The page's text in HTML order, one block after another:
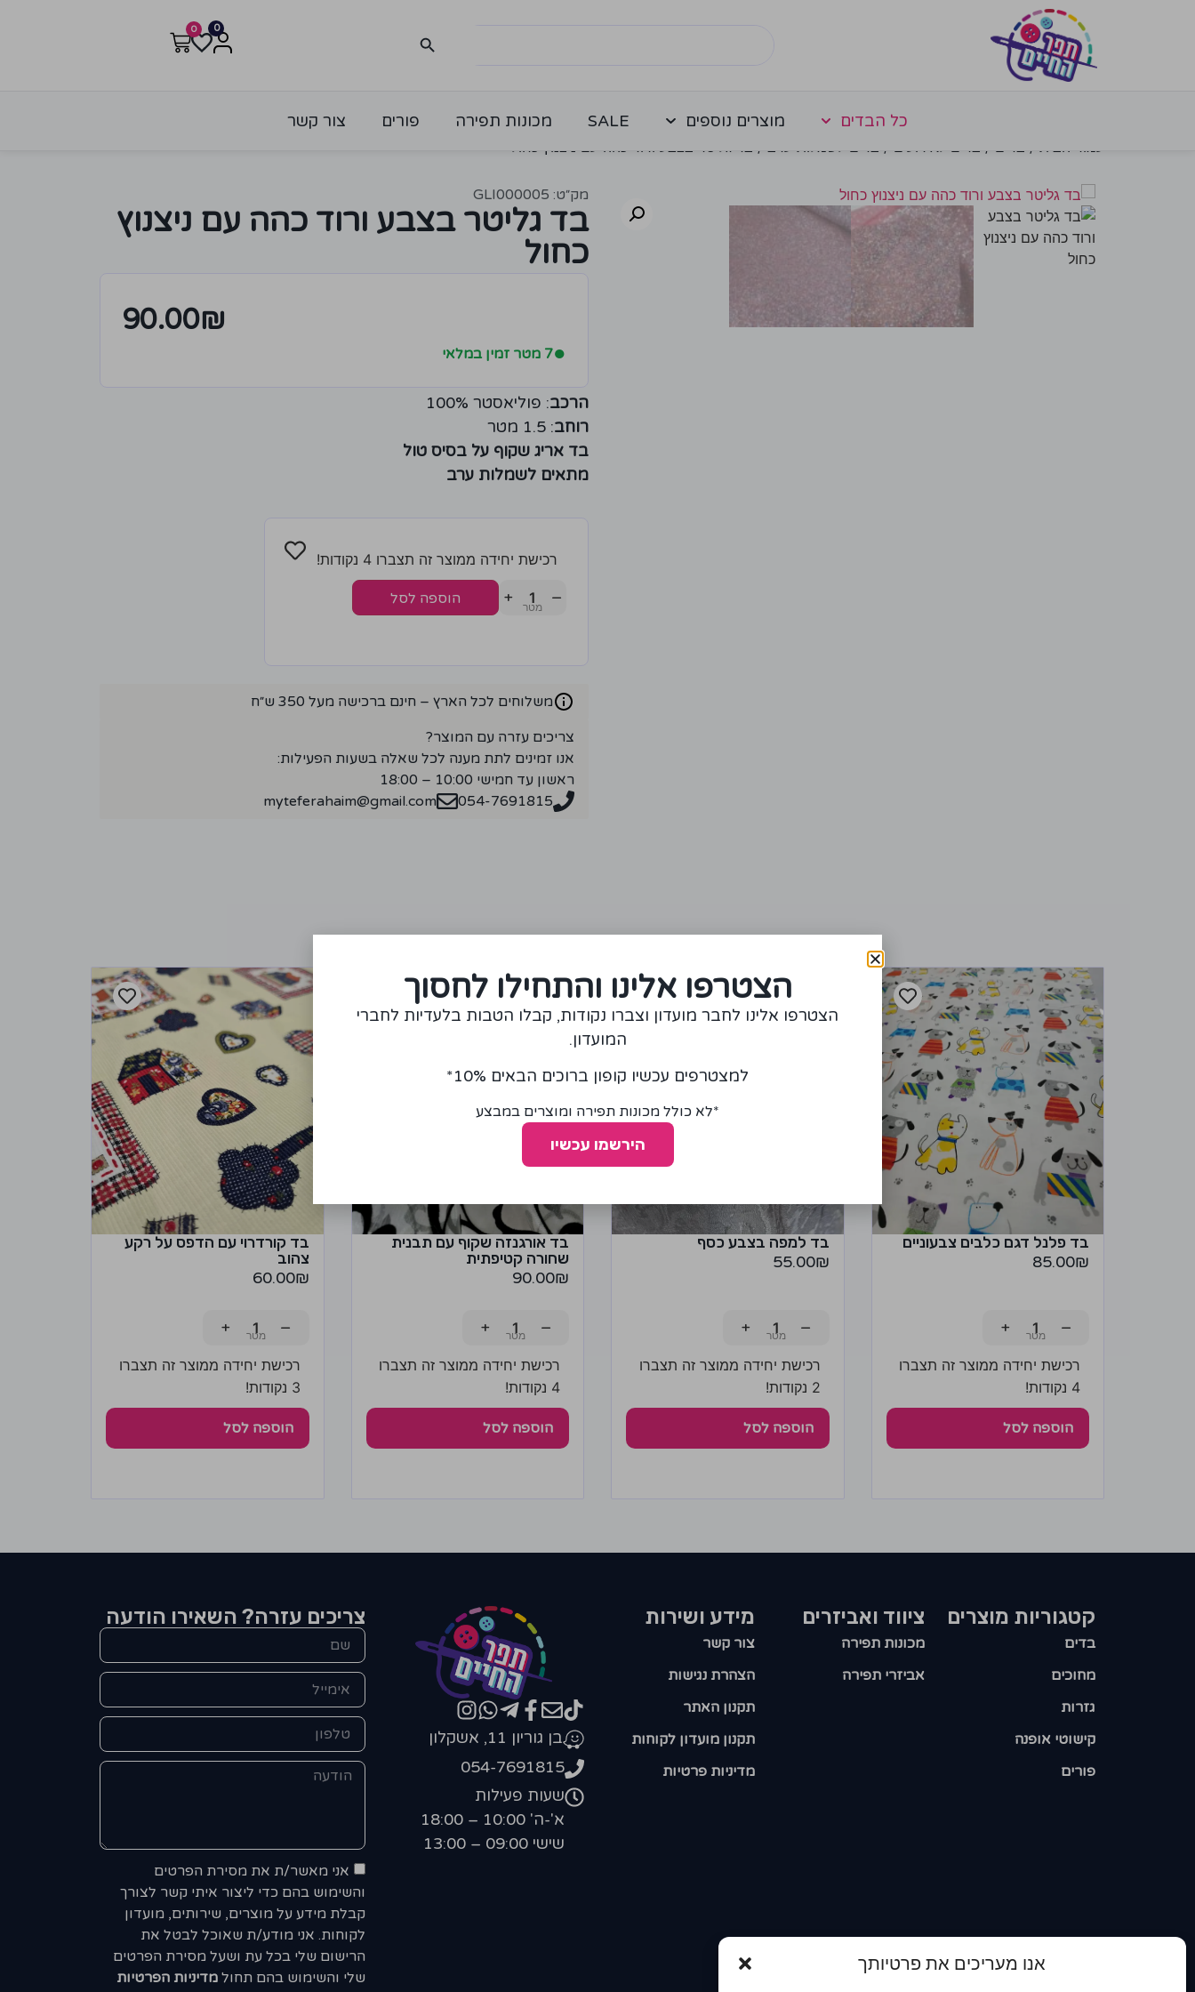
אנו מעריכים את פרטיותך
0
0
כל הבדים מוצרים נוספים SALE מכונות תפירה פורים צור קשר
מק״ט: GLI000005
בד גליטר בצבע ורוד כהה עם ניצנוץ
כחול
90.00₪
●7 מטר זמין במלאי
הרכב: פוליאסטר 100%
רוחב: 1.5 מטר
בד אריג שקוף על בסיס טול
מתאים לשמלות ערב
רכישת יחידה ממוצר זה תצברו 4 נקודות!
−
+ הוספה לסל
משלוחים לכל הארץ – חינם ברכישה מעל 350 ש״ח
צריכים עזרה עם המוצר?
אנו זמינים לתת מענה לכל שאלה בשעות הפעילות:
ראשון עד חמישי 10:00 – 18:00
054-7691815
myteferahaim@gmail.com
בד פלנל דגם כלבים צבעוניים
85.00₪
−
+
רכישת יחידה ממוצר זה תצברו
4 נקודות!
הוספה לסל
בד למפה בצבע כסף
55.00₪
−
+
רכישת יחידה ממוצר זה תצברו
2 נקודות!
הוספה לסל
בד אורגנזה שקוף עם תבנית
שחורה קטיפתית
90.00₪
−
+
רכישת יחידה ממוצר זה תצברו
4 נקודות!
הוספה לסל
בד קורדרוי עם הדפס על רקע
צהוב
60.00₪
−
+
רכישת יחידה ממוצר זה תצברו
3 נקודות!
הוספה לסל
קטגוריות מוצרים​
בדים
מחוכים
גזרות
קישוטי אופנה
פורים
ציווד ואביזרים
מכונות תפירה
אביזרי תפירה
מידע ושירות
צור קשר
הצהרת נגישות
תקנון האתר
תקנון מועדון לקוחות
מדיניות פרטיות
בן גוריון 11, אשקלון
054-7691815
שעות פעילות
א'-ה' 10:00 – 18:00
שישי 09:00 – 13:00
צריכים עזרה? השאירו הודעה
אני מאשר/ת את מסירת הפרטים
והשימוש בהם כדי ליצור איתי קשר לצורך
קבלת מידע על מוצרים, שירותים, מועדון
לקוחות. אני מודע/ת שאוכל לבטל את
הרישום שלי בכל עת ושעל מסירת הפרטים
שלי והשימוש בהם תחול מדיניות הפרטיות
הצטרפו אלינו והתחילו לחסוך
הצטרפו אלינו לחבר מועדון וצברו נקודות, קבלו הטבות בלעדיות לחברי
המועדון.
למצטרפים עכשיו קופון ברוכים הבאים 10%*
*לא כולל מכונות תפירה ומוצרים במבצע
הירשמו עכשיו